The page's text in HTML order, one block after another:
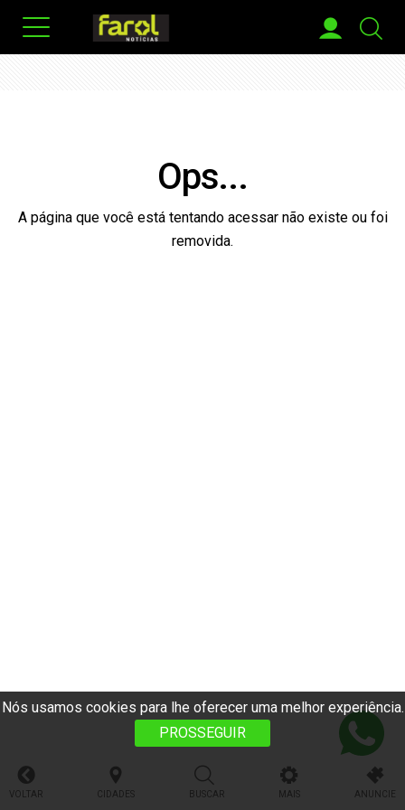
Nós usamos cookies para lhe oferecer uma melhor experiência.
PROSSEGUIR
Ops...
A página que você está tentando acessar não existe ou foi
removida.
VOLTAR CIDADES BUSCAR MAIS ANUNCIE